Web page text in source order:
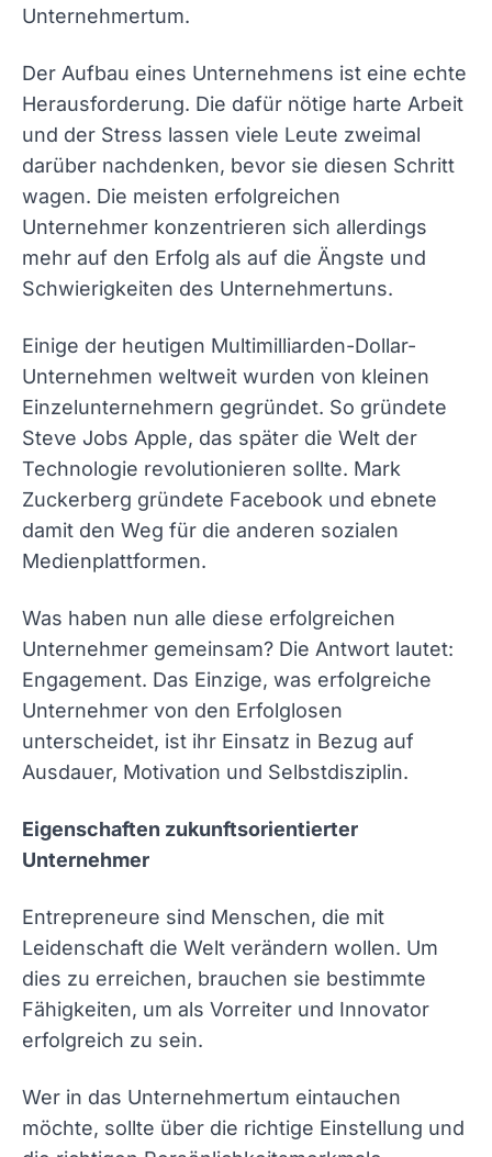
Unternehmertum.
Der Aufbau eines Unternehmens ist eine echte
Herausforderung. Die dafür nötige harte Arbeit
und der Stress lassen viele Leute zweimal
darüber nachdenken, bevor sie diesen Schritt
wagen. Die meisten erfolgreichen
Unternehmer konzentrieren sich allerdings
mehr auf den Erfolg als auf die Ängste und
Schwierigkeiten des Unternehmertuns.
Einige der heutigen Multimilliarden-Dollar-
Unternehmen weltweit wurden von kleinen
Einzelunternehmern gegründet. So gründete
Steve Jobs Apple, das später die Welt der
Technologie revolutionieren sollte. Mark
Zuckerberg gründete Facebook und ebnete
damit den Weg für die anderen sozialen
Medienplattformen.
Was haben nun alle diese erfolgreichen
Unternehmer gemeinsam? Die Antwort lautet:
Engagement. Das Einzige, was erfolgreiche
Unternehmer von den Erfolglosen
unterscheidet, ist ihr Einsatz in Bezug auf
Ausdauer, Motivation und Selbstdisziplin.
Eigenschaften zukunftsorientierter
Unternehmer
Entrepreneure sind Menschen, die mit
Leidenschaft die Welt verändern wollen. Um
dies zu erreichen, brauchen sie bestimmte
Fähigkeiten, um als Vorreiter und Innovator
erfolgreich zu sein.
Wer in das Unternehmertum eintauchen
möchte, sollte über die richtige Einstellung und